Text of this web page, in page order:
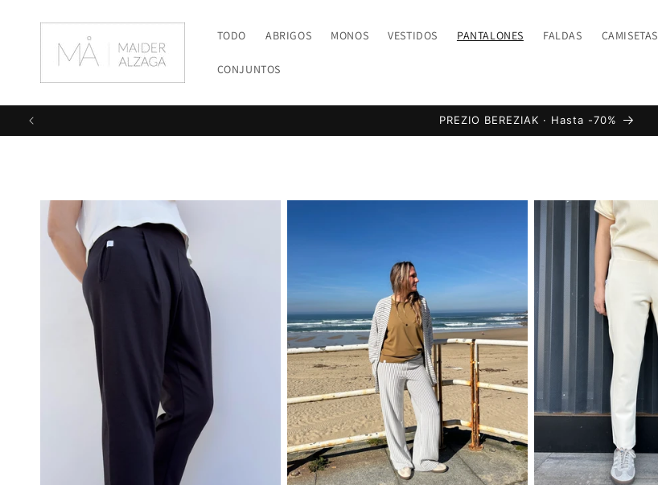
TODO ABRIGOS MONOS VESTIDOS PANTALONES FALDAS CAMISETAS
CONJUNTOS
PREZIO BEREZIAK · Hasta -70%